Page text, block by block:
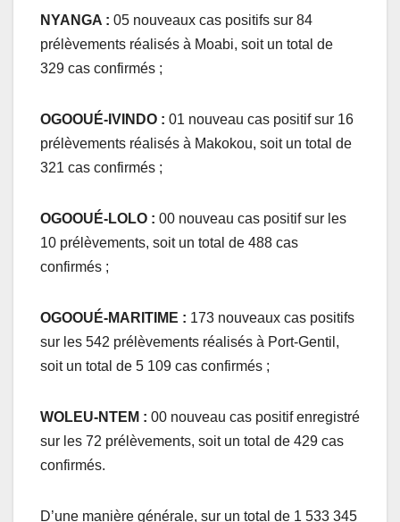
NYANGA : 05 nouveaux cas positifs sur 84
prélèvements réalisés à Moabi, soit un total de
329 cas confirmés ;
OGOOUÉ-IVINDO : 01 nouveau cas positif sur 16
prélèvements réalisés à Makokou, soit un total de
321 cas confirmés ;
OGOOUÉ-LOLO : 00 nouveau cas positif sur les
10 prélèvements, soit un total de 488 cas
confirmés ;
OGOOUÉ-MARITIME : 173 nouveaux cas positifs
sur les 542 prélèvements réalisés à Port-Gentil,
soit un total de 5 109 cas confirmés ;
WOLEU-NTEM : 00 nouveau cas positif enregistré
sur les 72 prélèvements, soit un total de 429 cas
confirmés.
D’une manière générale, sur un total de 1 533 345